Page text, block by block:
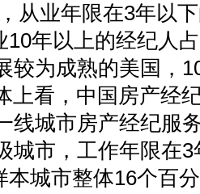
业年限在3年以下
10年以上的经纪人
较为成熟的美国，
上看，中国房产经
线城市房产经纪服
城市，工作年限在
本城市整体16个百